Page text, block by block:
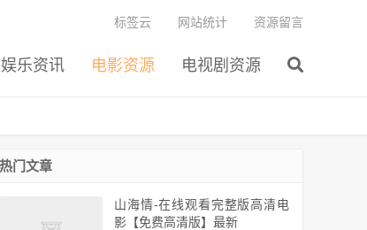
娱乐资讯 电影资源 电视剧资源
标签云 网站统计 资源留言
热门文章
山海情-在线观看完整版高清电
影【免费高清版】最新